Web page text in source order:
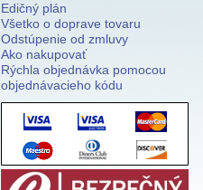
Edičný plán
Všetko o doprave tovaru
Odstúpenie od zmluvy
Ako nakupovať
Rýchla objednávka pomocou
objednávacieho kódu